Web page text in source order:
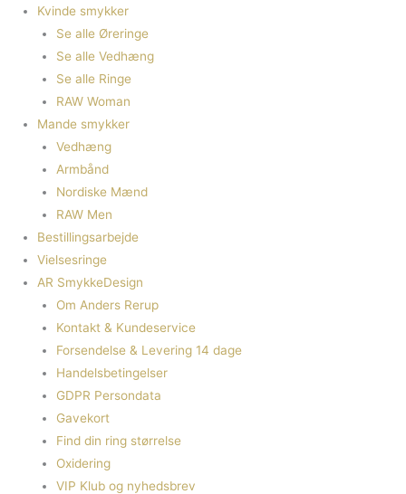
Kvinde smykker
Se alle Øreringe
Se alle Vedhæng
Se alle Ringe
RAW Woman
Mande smykker
Vedhæng
Armbånd
Nordiske Mænd
RAW Men
Bestillingsarbejde
Vielsesringe
AR SmykkeDesign
Om Anders Rerup
Kontakt & Kundeservice
Forsendelse & Levering 14 dage
Handelsbetingelser
GDPR Persondata
Gavekort
Find din ring størrelse
Oxidering
VIP Klub og nyhedsbrev